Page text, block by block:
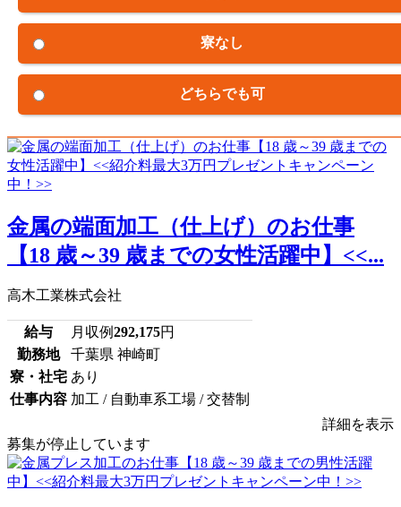
寮なし
どちらでも可
金属の端面加工（仕上げ）のお仕事
【18 歳～39 歳までの女性活躍中】<<...
高木工業株式会社
給与 月収例292,175円
勤務地
千葉県 神崎町
寮・社宅 あり
仕事内容 加工 / 自動車系工場 / 交替制
詳細を表示
募集が停止しています